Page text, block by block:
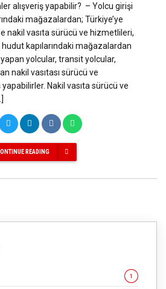
alışveriş yapabilir? – Yolcu girişi
mağazalardan; Türkiye’ye
nakil vasıta sürücü ve hizmetlileri,
hudut kapılarındaki mağazalardan
yapan yolcular, transit yolcular,
nakil vasıtası sürücü ve
Nakil vasıta sürücü ve
READING
1